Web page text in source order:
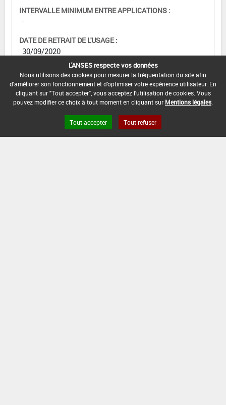
INTERVALLE MINIMUM ENTRE APPLICATIONS :
-
DATE DE RETRAIT DE L'USAGE :
30/09/2020
DATE DE FIN DE DISTRIBUTION :
30/03/2021
DATE DE FIN D'UTILISATION :
L'ANSES respecte vos données
Nous utilisons des cookies pour mesurer la fréquentation du site afin
d'améliorer son fonctionnement et d'optimiser votre expérience utilisateur. En
cliquant sur "Tout accepter", vous acceptez l'utilisation de cookies. Vous
pouvez modifier ce choix à tout moment en cliquant sur Mentions légales
Tout accepter Tout refuser